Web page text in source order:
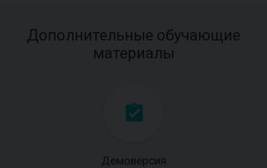
Дополнительные обучающие
материалы
Демоверсия